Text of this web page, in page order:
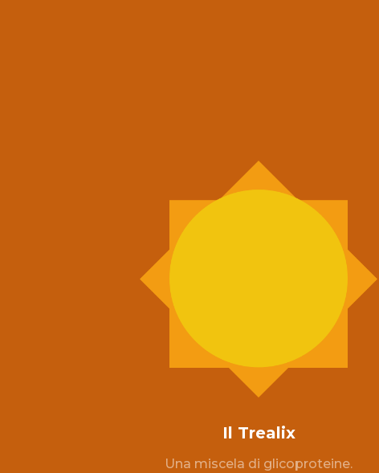
Il Trealix
Una miscela di glicoproteine.